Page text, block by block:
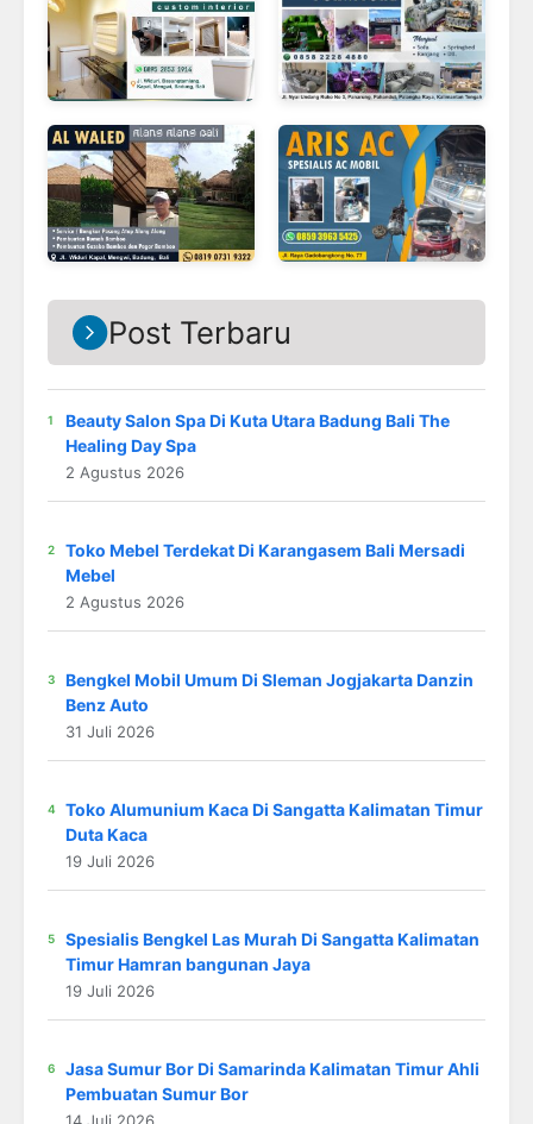
Post Terbaru
Beauty Salon Spa Di Kuta Utara Badung Bali The
Healing Day Spa
2 Agustus 2026
Toko Mebel Terdekat Di Karangasem Bali Mersadi
Mebel
2 Agustus 2026
Bengkel Mobil Umum Di Sleman Jogjakarta Danzin
Benz Auto
31 Juli 2026
Toko Alumunium Kaca Di Sangatta Kalimatan Timur
Duta Kaca
19 Juli 2026
Spesialis Bengkel Las Murah Di Sangatta Kalimatan
Timur Hamran bangunan Jaya
19 Juli 2026
Jasa Sumur Bor Di Samarinda Kalimatan Timur Ahli
Pembuatan Sumur Bor